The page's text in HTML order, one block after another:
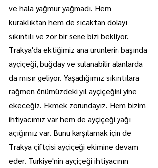
ve hala yağmur yağmadı. Hem
kuraklıktan hem de sıcaktan dolayı
sıkıntılı ve zor bir sene bizi bekliyor.
Trakya'da ektiğimiz ana ürünlerin başında
ayçiçeği, buğday ve sulanabilir alanlarda
da mısır geliyor. Yaşadığımız sıkıntılara
rağmen önümüzdeki yıl ayçiçeğini yine
ekeceğiz. Ekmek zorundayız. Hem bizim
ihtiyacımız var hem de ayçiçeği yağı
açığımız var. Bunu karşılamak için de
Trakya çiftçisi ayçiçeği ekimine devam
eder. Türkiye'nin ayçiçeği ihtiyacının